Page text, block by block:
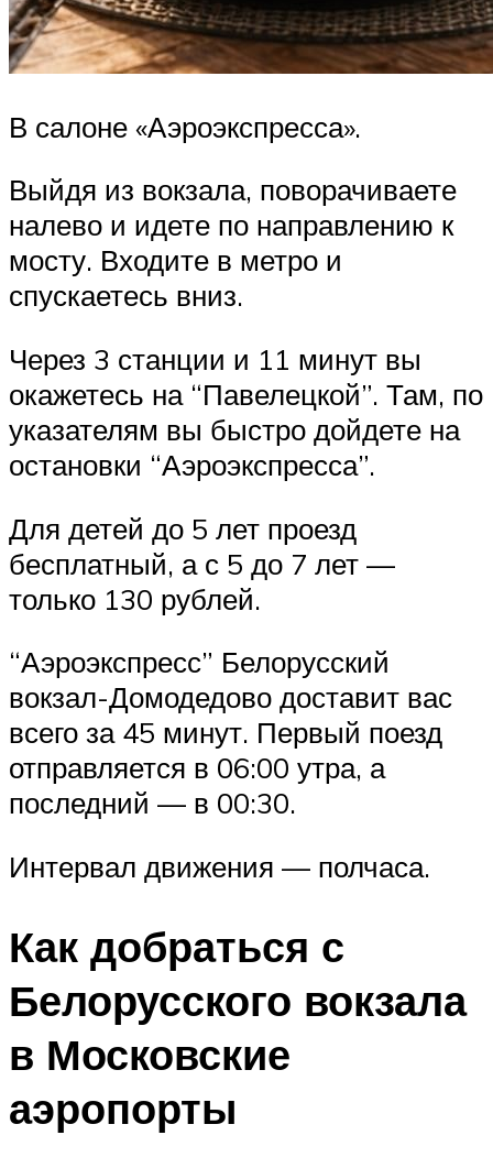
В салоне «Аэроэкспресса».
Выйдя из вокзала, поворачиваете
налево и идете по направлению к
мосту. Входите в метро и
спускаетесь вниз.
Через 3 станции и 11 минут вы
окажетесь на “Павелецкой”. Там, по
указателям вы быстро дойдете на
остановки “Аэроэкспресса”.
Для детей до 5 лет проезд
бесплатный, а с 5 до 7 лет —
только 130 рублей.
“Аэроэкспресс” Белорусский
вокзал-Домодедово доставит вас
всего за 45 минут. Первый поезд
отправляется в 06:00 утра, а
последний — в 00:30.
Интервал движения — полчаса.
Как добраться с
Белорусского вокзала
в Московские
аэропорты